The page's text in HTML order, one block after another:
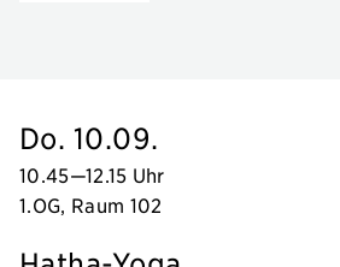
Do. 10.09.
10.45—12.15 Uhr
1.OG, Raum 102